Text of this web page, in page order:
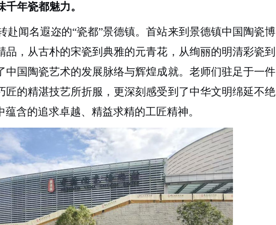
千年瓷都魅力。
赴闻名遐迩的“瓷都”景德镇。首站来到景德镇中国陶瓷博
，从古朴的宋瓷到典雅的元青花，从绚丽的明清彩瓷到
中国陶瓷艺术的发展脉络与辉煌成就。老师们驻足于一件
匠的精湛技艺所折服，更深刻感受到了中华文明绵延不绝
含的追求卓越、精益求精的工匠精神。